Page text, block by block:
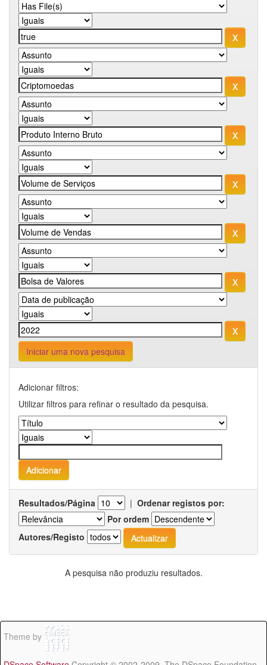
Iniciar uma nova pesquisa
Adicionar filtros:
Utilizar filtros para refinar o resultado da pesquisa.
Resultados/Página | Ordenar registos por:
Por ordem
Autores/Registo
A pesquisa não produziu resultados.
Theme by